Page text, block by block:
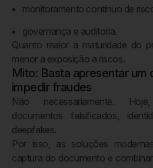
monitoramento contínuo de
governança e auditoria.
Quanto maior a maturidade do
menor a exposição a riscos.
Mito: Basta apresentar um
impedir fraudes
Não necessariamente.
documentos falsificados,
deepfakes.
Por isso, as soluções
captura do documento e